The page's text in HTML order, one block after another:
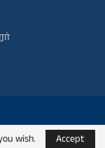
wish.
Accept